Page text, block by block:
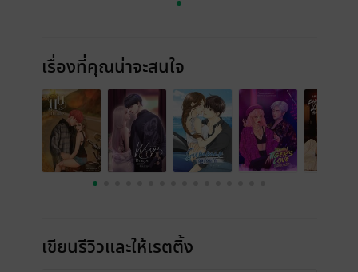
เรื่องที่คุณน่าจะสนใจ
เขียนรีวิวและให้เรตติ้ง